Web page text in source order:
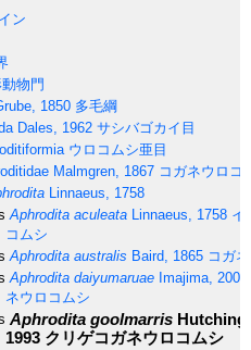
ン
物門
1850 多毛綱
Dales, 1962 サシバゴカイ目
ウロコムシ亜目
Malmgren, 1867 コガネウロコ
Linnaeus, 1758
Aphrodita aculeata Linnaeus, 1758 イ
コムシ
Aphrodita australis Baird, 1865 コガ
Aphrodita daiyumaruae Imajima, 2005
ネウロコムシ
Aphrodita goolmarris
1993 クリゲコガネウロコムシ